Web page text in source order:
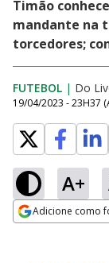
Timão
mandante na
torcedores;
FUTEBOL | Do
19/04/2023 - 23H37
A+
Adicione como